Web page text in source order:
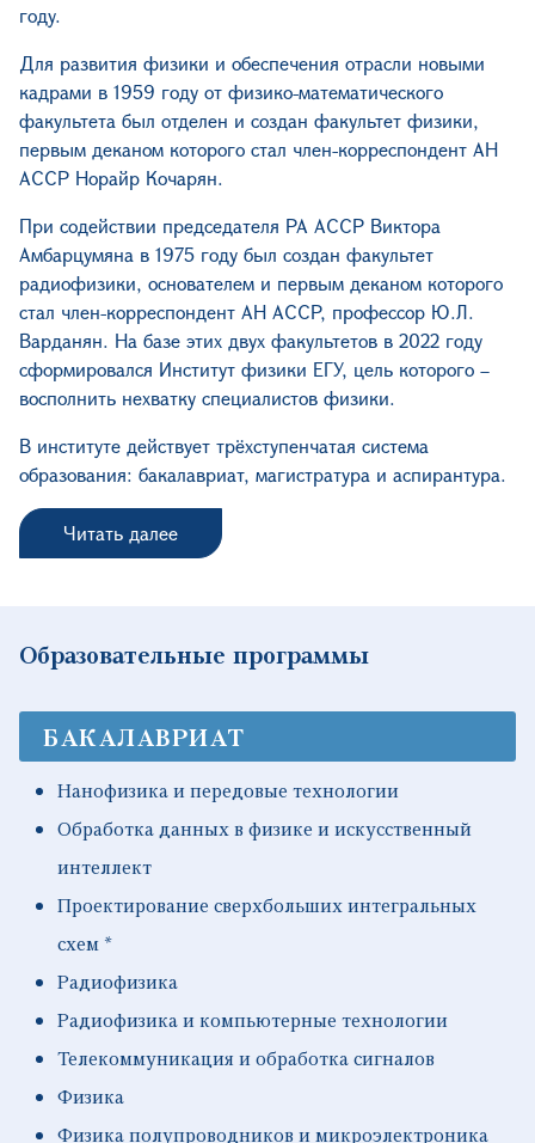
году.
Для развития физики и обеспечения отрасли новыми
кадрами в 1959 году от физико-математического
факультета был отделен и создан факультет физики,
первым деканом которого стал член-корреспондент АН
АССР Норайр Кочарян.
При содействии председателя РА АССР Виктора
Амбарцумяна в 1975 году был создан факультет
радиофизики, основателем и первым деканом которого
стал член-корреспондент АН АССР, профессор Ю.Л.
Варданян. На базе этих двух факультетов в 2022 году
сформировался Институт физики ЕГУ, цель которого –
восполнить нехватку специалистов физики.
В институте действует трёхступенчатая система
образования: бакалавриат, магистратура и аспирантура.
Читать далее
Образовательные программы
БАКАЛАВРИАТ
Нанофизика и передовые технологии
Обработка данных в физике и искусственный
интеллект
Проектирование сверхбольших интегральных
схем *
Радиофизика
Радиофизика и компьютерные технологии
Телекоммуникация и обработка сигналов
Физика
Физика полупроводников и микроэлектроника